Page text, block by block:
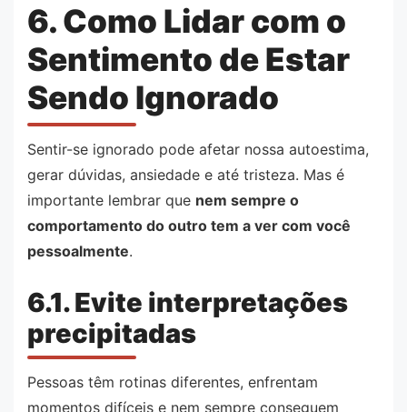
6. Como Lidar com o
Sentimento de Estar
Sendo Ignorado
Sentir-se ignorado pode afetar nossa autoestima,
gerar dúvidas, ansiedade e até tristeza. Mas é
importante lembrar que nem sempre o
comportamento do outro tem a ver com você
pessoalmente.
6.1. Evite interpretações
precipitadas
Pessoas têm rotinas diferentes, enfrentam
momentos difíceis e nem sempre conseguem